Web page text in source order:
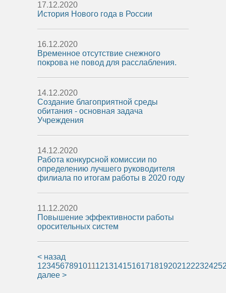
17.12.2020
История Нового года в России
16.12.2020
Временное отсутствие снежного
покрова не повод для расслабления.
14.12.2020
Создание благоприятной среды
обитания - основная задача
Учреждения
14.12.2020
Работа конкурсной комиссии по
определению лучшего руководителя
филиала по итогам работы в 2020 году
11.12.2020
Повышение эффективности работы
оросительных систем
< назад
12345678910111213141516171819202122232425
далее >